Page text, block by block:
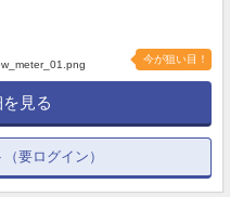
今が狙い目！
見る
要ログイン）